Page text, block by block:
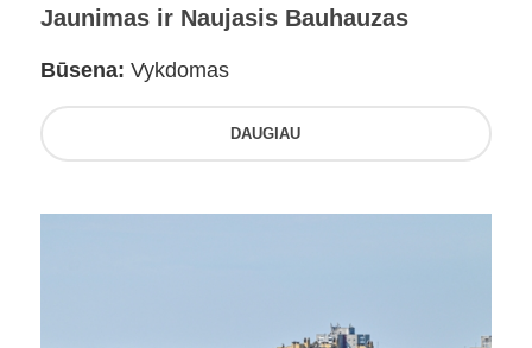
Jaunimas ir Naujasis Bauhauzas
Būsena: Vykdomas
DAUGIAU